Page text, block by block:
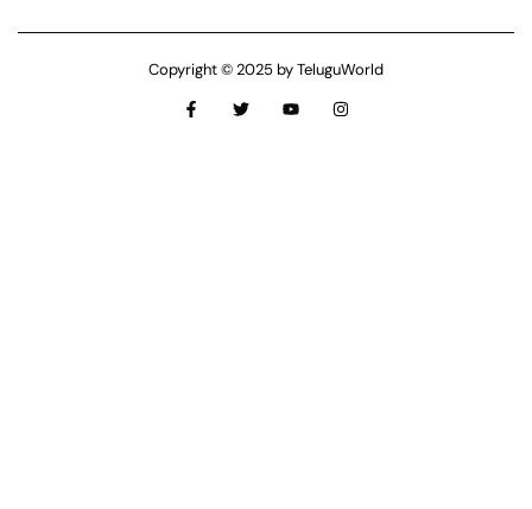
Copyright © 2025 by TeluguWorld